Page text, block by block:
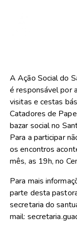
A Ação Social do
é responsável por
visitas e cestas
Catadores de
bazar social no
Para a participar
os encontros
mês, as 19h, no
Para mais
parte desta
secretaria do
mail: